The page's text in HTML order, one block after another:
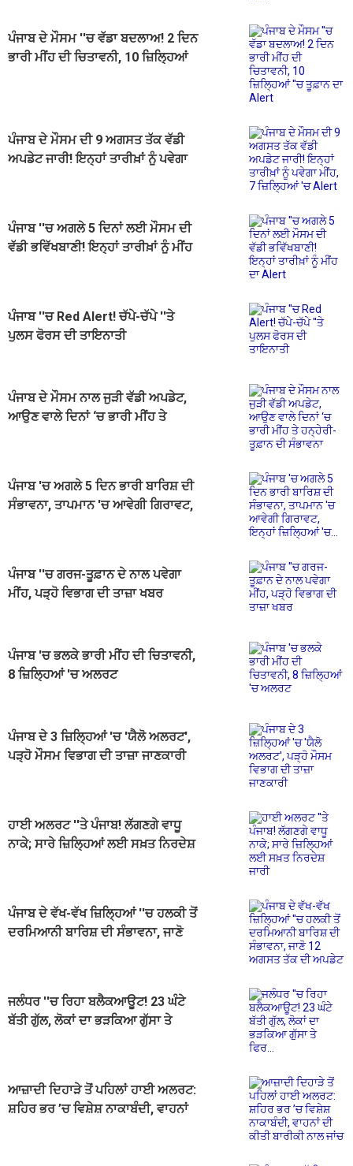
ਪੰਜਾਬ ਦੇ ਮੌਸਮ ''ਚ ਵੱਡਾ ਬਦਲਾਅ! 2 ਦਿਨ
ਭਾਰੀ ਮੀਂਹ ਦੀ ਚਿਤਾਵਨੀ, 10 ਜ਼ਿਲ੍ਹਿਆਂ
ਪੰਜਾਬ ਦੇ ਮੌਸਮ ਦੀ 9 ਅਗਸਤ ਤੱਕ ਵੱਡੀ
ਅਪਡੇਟ ਜਾਰੀ! ਇਨ੍ਹਾਂ ਤਾਰੀਖ਼ਾਂ ਨੂੰ ਪਵੇਗਾ
ਪੰਜਾਬ ''ਚ ਅਗਲੇ 5 ਦਿਨਾਂ ਲਈ ਮੌਸਮ ਦੀ
ਵੱਡੀ ਭਵਿੱਖਬਾਣੀ! ਇਨ੍ਹਾਂ ਤਾਰੀਖ਼ਾਂ ਨੂੰ ਮੀਂਹ
ਪੰਜਾਬ ''ਚ Red Alert! ਚੱਪੇ-ਚੱਪੇ ''ਤੇ
ਪੁਲਸ ਫੋਰਸ ਦੀ ਤਾਇਨਾਤੀ
ਪੰਜਾਬ ਦੇ ਮੌਸਮ ਨਾਲ ਜੁੜੀ ਵੱਡੀ ਅਪਡੇਟ,
ਆਉਣ ਵਾਲੇ ਦਿਨਾਂ ‘ਚ ਭਾਰੀ ਮੀਂਹ ਤੇ
ਪੰਜਾਬ 'ਚ ਅਗਲੇ 5 ਦਿਨ ਭਾਰੀ ਬਾਰਿਸ਼ ਦੀ
ਸੰਭਾਵਨਾ, ਤਾਪਮਾਨ 'ਚ ਆਵੇਗੀ ਗਿਰਾਵਟ,
ਪੰਜਾਬ ''ਚ ਗਰਜ-ਤੂਫ਼ਾਨ ਦੇ ਨਾਲ ਪਵੇਗਾ
ਮੀਂਹ, ਪੜ੍ਹੋ ਵਿਭਾਗ ਦੀ ਤਾਜ਼ਾ ਖਬਰ
ਪੰਜਾਬ 'ਚ ਭਲਕੇ ਭਾਰੀ ਮੀਂਹ ਦੀ ਚਿਤਾਵਨੀ,
8 ਜ਼ਿਲ੍ਹਿਆਂ 'ਚ ਅਲਰਟ
ਪੰਜਾਬ ਦੇ 3 ਜ਼ਿਲ੍ਹਿਆਂ 'ਚ 'ਯੈਲੋ ਅਲਰਟ',
ਪੜ੍ਹੋ ਮੌਸਮ ਵਿਭਾਗ ਦੀ ਤਾਜ਼ਾ ਜਾਣਕਾਰੀ
ਹਾਈ ਅਲਰਟ ''ਤੇ ਪੰਜਾਬ! ਲੱਗਣਗੇ ਵਾਧੂ
ਨਾਕੇ; ਸਾਰੇ ਜ਼ਿਲ੍ਹਿਆਂ ਲਈ ਸਖ਼ਤ ਨਿਰਦੇਸ਼
ਪੰਜਾਬ ਦੇ ਵੱਖ-ਵੱਖ ਜ਼ਿਲ੍ਹਿਆਂ ''ਚ ਹਲਕੀ ਤੋਂ
ਦਰਮਿਆਨੀ ਬਾਰਿਸ਼ ਦੀ ਸੰਭਾਵਨਾ, ਜਾਣੋ
ਜਲੰਧਰ ''ਚ ਰਿਹਾ ਬਲੈਕਆਊਟ! 23 ਘੰਟੇ
ਬੱਤੀ ਗੁੱਲ, ਲੋਕਾਂ ਦਾ ਭੜਕਿਆ ਗੁੱਸਾ ਤੇ
ਆਜ਼ਾਦੀ ਦਿਹਾੜੇ ਤੋਂ ਪਹਿਲਾਂ ਹਾਈ ਅਲਰਟ:
ਸ਼ਹਿਰ ਭਰ ’ਚ ਵਿਸ਼ੇਸ਼ ਨਾਕਾਬੰਦੀ, ਵਾਹਨਾਂ